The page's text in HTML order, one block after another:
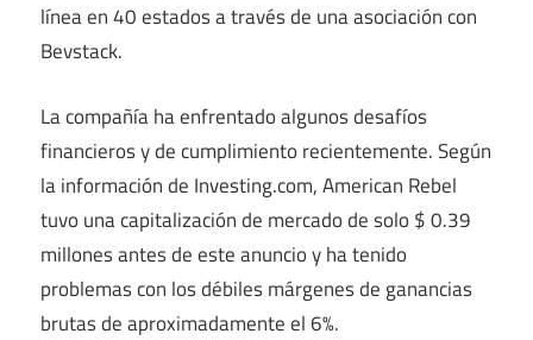
línea en 40 estados a través de una asociación con
Bevstack.
La compañía ha enfrentado algunos desafíos
financieros y de cumplimiento recientemente. Según
la información de Investing.com, American Rebel
tuvo una capitalización de mercado de solo $ 0.39
millones antes de este anuncio y ha tenido
problemas con los débiles márgenes de ganancias
brutas de aproximadamente el 6%.